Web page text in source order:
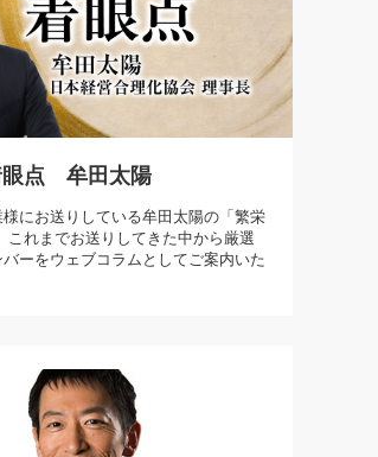
もっとみる
ール術(100)
ン(12)
の4冊(88)
ぶ心理学(98)
の温泉"』(157)
(1)
田太陽(76)
う 実学・耳学・磨く「ミミガク」のすすめ
眼点 牟田太陽
にお送りしている牟田太陽の「繁栄
これまでお送りしてきた中から厳選
ーをウェブコラムとしてご案内いた